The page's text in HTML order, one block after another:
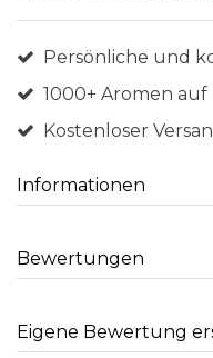
Persönliche und
1000+ Aromen auf
Kostenloser
Informationen
Bewertungen
Eigene Bewertung